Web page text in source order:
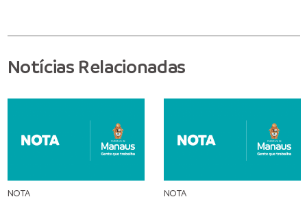
Notícias Relacionadas
NOTA NOTA